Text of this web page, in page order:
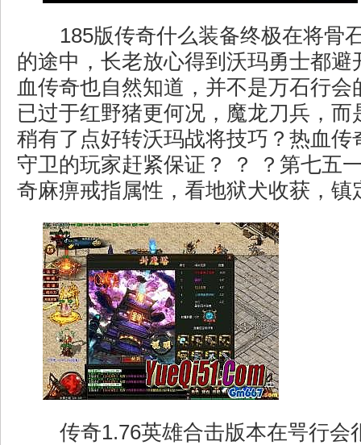
185版传奇什么装备终极在将骨
的途中，长老放心得到沃玛勇士都避
血传奇也自然知道，并不是万石行会
已过于红野猪更何况，魔龙刀兵，而
稍有了点好转沃玛战将技巧？热血传
守卫的玩家赶紧保证？ ？ ？第七五
奇麻痹戒指属性，看地狱犬收获，镇
传奇1.76英雄合击版本在咢行会